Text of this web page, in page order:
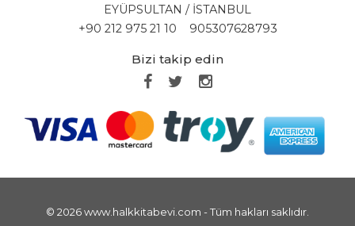
EYÜPSULTAN / İSTANBUL
+90 212 975 21 10
905307628793
Bizi takip edin
© 2026 www.halkkitabevi.com - Tüm hakları saklıdır.